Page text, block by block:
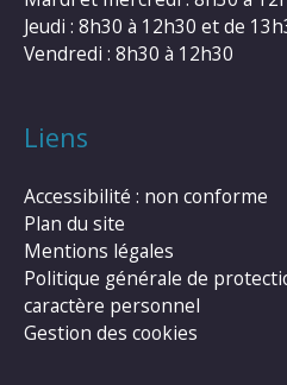
Jeudi : 8h30 à 12h30 et de
Vendredi : 8h30 à 12h30
Liens
Accessibilité : non conforme
Plan du site
Mentions légales
Politique générale de
caractère personnel
Gestion des cookies